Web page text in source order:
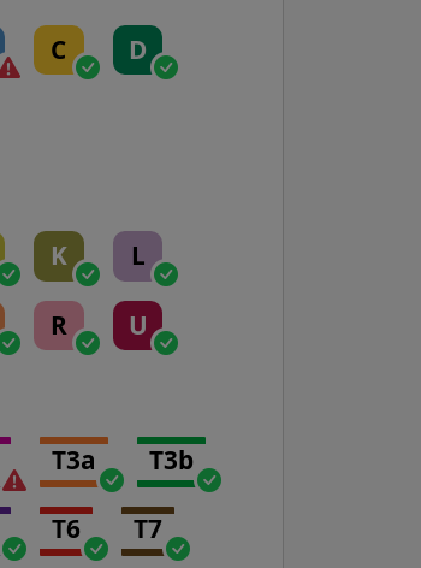
C D
K L
R U
T3a T3b
T6 T7